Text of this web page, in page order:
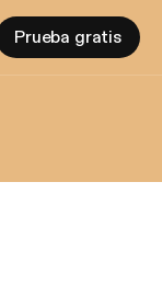
Prueba gratis